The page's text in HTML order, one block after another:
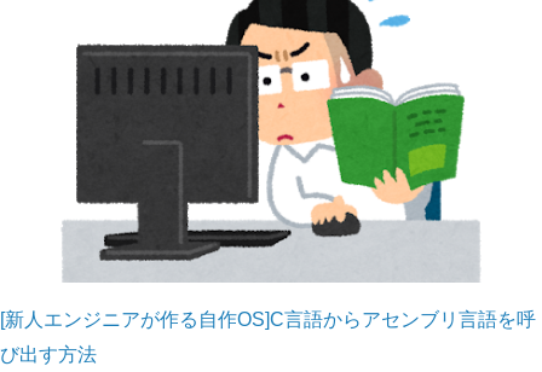
[新人エンジニアが作る自作OS]C言語からアセンブリ言語を呼
び出す方法